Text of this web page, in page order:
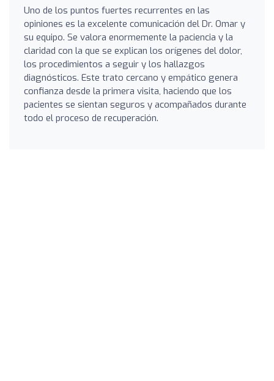
Uno de los puntos fuertes recurrentes en las
opiniones es la excelente comunicación del Dr. Omar y
su equipo. Se valora enormemente la paciencia y la
claridad con la que se explican los orígenes del dolor,
los procedimientos a seguir y los hallazgos
diagnósticos. Este trato cercano y empático genera
confianza desde la primera visita, haciendo que los
pacientes se sientan seguros y acompañados durante
todo el proceso de recuperación.